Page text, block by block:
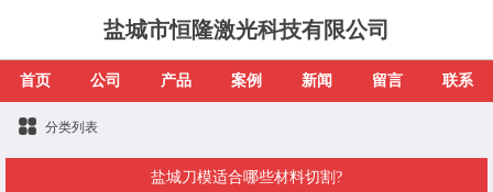
盐城市恒隆激光科技有限公司
首页 公司 产品 案例 新闻 留言 联系
分类列表
盐城刀模适合哪些材料切割?